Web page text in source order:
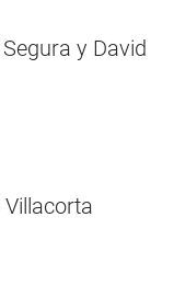
y David